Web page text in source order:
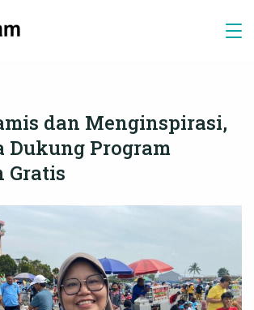
dan Menginspirasi,
Dukung Program
Gratis